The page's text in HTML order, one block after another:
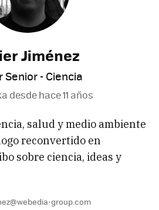
Jiménez
Senior - Ciencia
desdehace 11 años
salud y medio ambiente
reconvertido en
sobre ciencia, ideas y
group.com